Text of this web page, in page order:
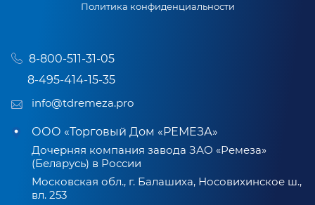
Политика конфиденциальности
8-800-511-31-05
8-495-414-15-35
info@tdremeza.pro
ООО «Торговый Дом «РЕМЕЗА»
Дочерняя компания завода ЗАО «Ремеза»
(Беларусь) в России
Московская обл., г. Балашиха, Носовихинское ш.,
вл. 253